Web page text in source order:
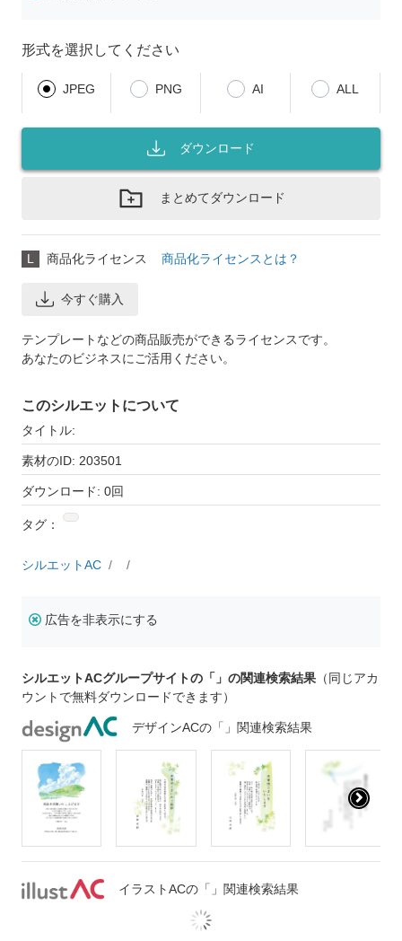
形式を選択してください
JPEG PNG AI ALL
ダウンロード
まとめてダウンロード
L 商品化ライセンス 商品化ライセンスとは？
今すぐ購入
テンプレートなどの商品販売ができるライセンスです。
あなたのビジネスにご活用ください。
このシルエットについて
タイトル:
素材のID: 203501
ダウンロード: 0回
タグ：
シルエットAC
広告を非表示にする
シルエットACグループサイトの「」の関連検索結果 （同じアカ
ウントで無料ダウンロードできます）
デザインACの「」関連検索結果
イラストACの「」関連検索結果